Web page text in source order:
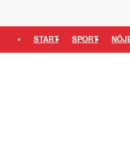
START SPORT